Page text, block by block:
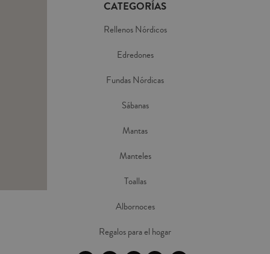
CATEGORÍAS
Rellenos Nórdicos
Edredones
Fundas Nórdicas
Sábanas
Mantas
Manteles
Toallas
Albornoces
Regalos para el hogar